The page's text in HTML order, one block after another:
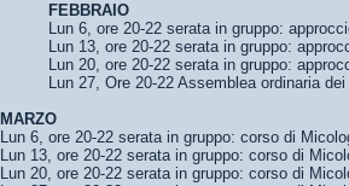
FEBBRAIO
Lun 6, ore 20-22 serata in gruppo:
Lun 13, ore 20-22 serata in gruppo:
Lun 20, ore 20-22 serata in gruppo:
Lun 27, Ore 20-22 Assemblea ordinaria
MARZO
Lun 6, ore 20-22 serata in gruppo: corso di
Lun 13, ore 20-22 serata in gruppo: corso di
Lun 20, ore 20-22 serata in gruppo: corso di